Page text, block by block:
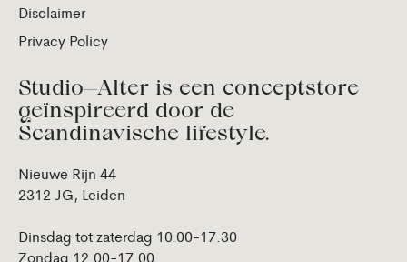
Disclaimer
Privacy Policy
Studio—Alter is een conceptstore
geïnspireerd door de
Scandinavische lifestyle.
Nieuwe Rijn 44
2312 JG, Leiden
Dinsdag tot zaterdag 10.00-17.30
Zondag 12.00-17.00